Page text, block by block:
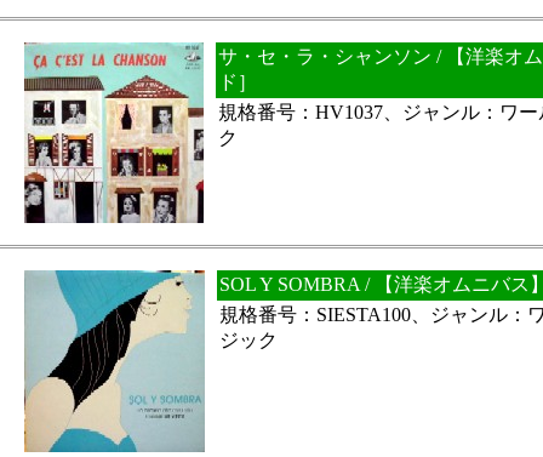
サ・セ・ラ・シャンソン / 【洋楽オ
ド］
規格番号：HV1037、ジャンル：ワ
ク
SOL Y SOMBRA / 【洋楽オムニバス
規格番号：SIESTA100、ジャンル：
ジック